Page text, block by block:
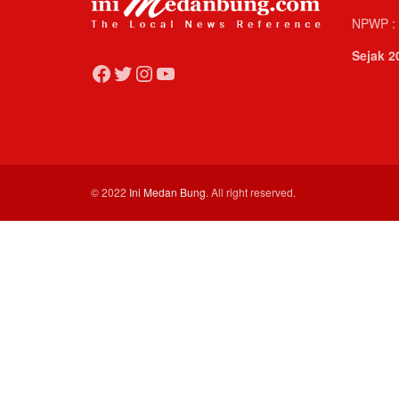
Facebook
Twitter
Instagram
YouTube
NPWP
Sejak
© 2022 Ini Medan Bung. All right reserved.